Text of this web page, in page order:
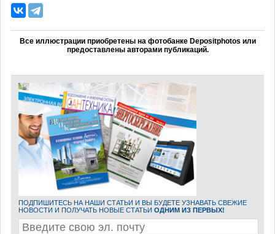
Все иллюстрации приобретены на фотобанке Depositphotos или
предоставлены авторами публикаций.
ПОДПИШИТЕСЬ НА НАШИ СТАТЬИ И ВЫ БУДЕТЕ УЗНАВАТЬ СВЕЖИЕ
НОВОСТИ И ПОЛУЧАТЬ НОВЫЕ СТАТЬИ ОДНИМ ИЗ ПЕРВЫХ!